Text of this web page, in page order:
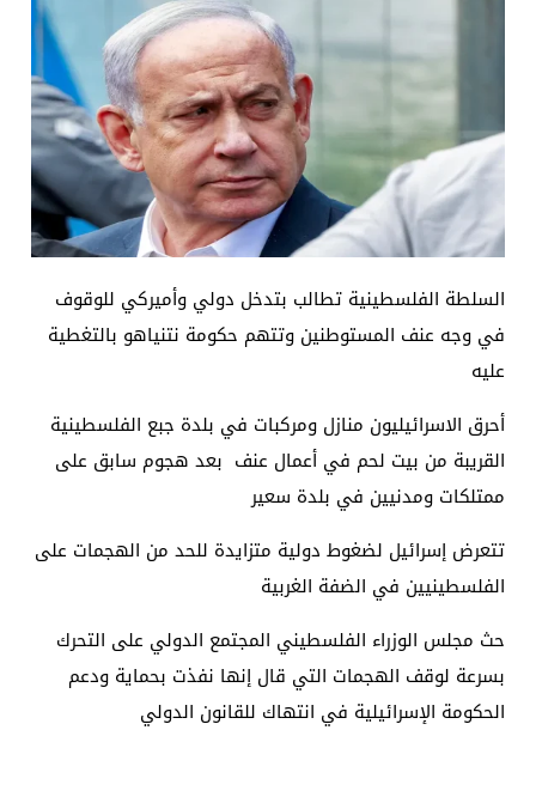
السلطة الفلسطينية تطالب بتدخل دولي وأميركي للوقوف
في وجه عنف المستوطنين وتتهم حكومة نتنياهو بالتغطية
عليه
أحرق الاسرائيليون منازل ومركبات في بلدة جبع الفلسطينية
القريبة من بيت لحم في أعمال عنف بعد هجوم سابق على
ممتلكات ومدنيين في بلدة سعير
تتعرض إسرائيل لضغوط دولية متزايدة للحد من الهجمات على
الفلسطينيين في الضفة الغربية
حث مجلس الوزراء الفلسطيني المجتمع الدولي على التحرك
بسرعة لوقف الهجمات التي قال إنها نفذت بحماية ودعم
الحكومة الإسرائيلية في انتهاك للقانون الدولي